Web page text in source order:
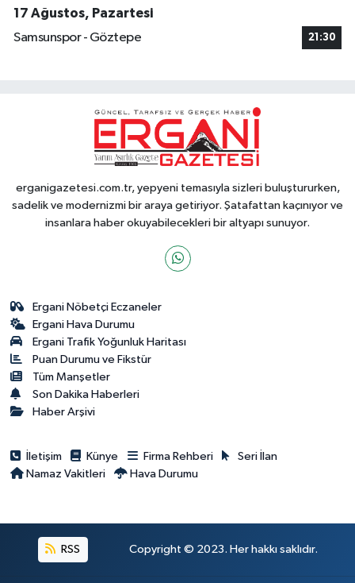
17 Ağustos, Pazartesi
Samsunspor - Göztepe
21:30
erganigazetesi.com.tr, yepyeni temasıyla sizleri buluştururken,
sadelik ve modernizmi bir araya getiriyor. Şatafattan kaçınıyor ve
insanlara haber okuyabilecekleri bir altyapı sunuyor.
Ergani Nöbetçi Eczaneler
Ergani Hava Durumu
Ergani Trafik Yoğunluk Haritası
Puan Durumu ve Fikstür
Tüm Manşetler
Son Dakika Haberleri
Haber Arşivi
İletişim Künye Firma Rehberi
Seri İlan
Namaz Vakitleri
Hava Durumu
RSS Copyright © 2023. Her hakkı saklıdır.